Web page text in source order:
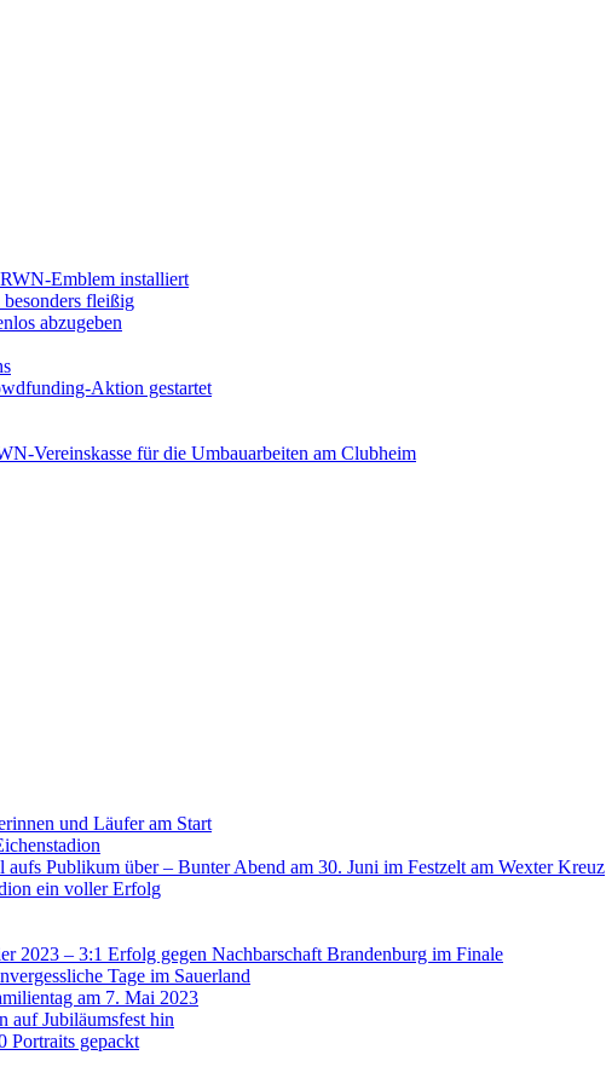
Emblem installiert
fleißig
abzugeben
Aktion gestartet
Vereinskasse für die Umbauarbeiten am Clubheim
und Läufer am Start
Publikum über – Bunter Abend am 30. Juni im Festzelt am Wexter Kreuz
ein voller Erfolg
2023 – 3:1 Erfolg gegen Nachbarschaft Brandenburg im Finale
Tage im Sauerland
am 7. Mai 2023
auf Jubiläumsfest hin
Portraits gepackt